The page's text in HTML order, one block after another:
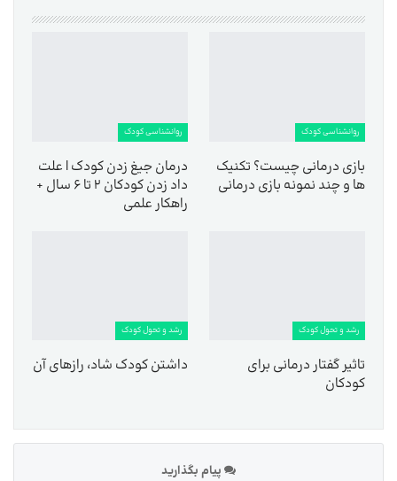
روانشناسی کودک
بازی درمانی چیست؟ تکنیک
ها و چند نمونه بازی درمانی
روانشناسی کودک
درمان جیغ زدن کودک | علت
داد زدن کودکان ۲ تا ۶ سال +
راهکار علمی
رشد و تحول کودک
تاثیر گفتار درمانی برای
کودکان
رشد و تحول کودک
داشتن کودک شاد، رازهای آن
پیام بگذارید